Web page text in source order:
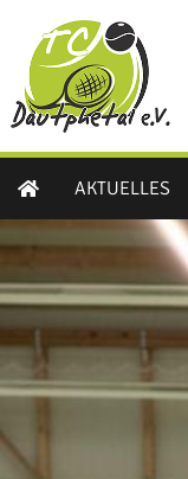
AKTUELLES